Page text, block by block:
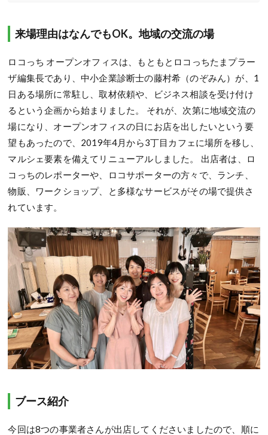
来場理由はなんでもOK。地域の交流の場
ロコっち オープンオフィスは、もともとロコっちたまプラー
ザ編集長であり、中小企業診断士の藤村希（のぞみん）が、1
日ある場所に常駐し、取材依頼や、ビジネス相談を受け付け
るという企画から始まりました。 それが、次第に地域交流の
場になり、オープンオフィスの日にお店を出したいという要
望もあったので、2019年4月から3丁目カフェに場所を移し、
マルシェ要素を備えてリニューアルしました。 出店者は、ロ
コっちのレポーターや、ロコサポーターの方々で、ランチ、
物販、ワークショップ、と多様なサービスがその場で提供さ
れています。
ブース紹介
今回は8つの事業者さんが出店してくださいましたので、順に